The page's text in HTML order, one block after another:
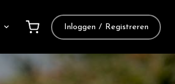
Inloggen / Registreren